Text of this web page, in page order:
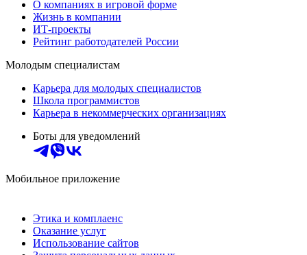
О компаниях в игровой форме
Жизнь в компании
ИТ-проекты
Рейтинг работодателей России
Молодым специалистам
Карьера для молодых специалистов
Школа программистов
Карьера в некоммерческих организациях
Боты для уведомлений
Мобильное приложение
Этика и комплаенс
Оказание услуг
Использование сайтов